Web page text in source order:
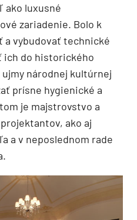
ako luxusné
zariadenie. Bolo k
vybudovať technické
ich do historického
národnej kultúrnej
prísne hygienické a
je majstrovstvo a
ako aj
a v neposlednom rade